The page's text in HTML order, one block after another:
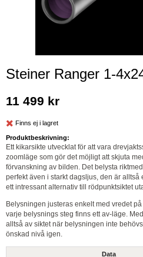
Steiner Ranger 1-
11 499 kr
Finns ej i lagret
Produktbeskrivning:
Ett kikarsikte utvecklat för att vara
zoomläge som gör det möjligt att skjuta
förvanskning av bilden. Det belysta
perfekt även i starkt dagsljus, den är alltså
ett intressant alternativ till rödpunktsiktet
Belysningen justeras enkelt med vredet
varje belysnings steg finns ett av-läge.
alltså av siktet när belysningen inte
önskad nivå igen.
Data